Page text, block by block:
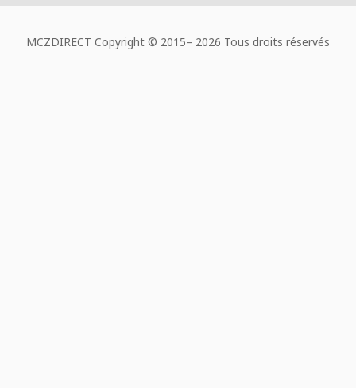
MCZDIRECT Copyright © 2015– 2026 Tous droits réservés